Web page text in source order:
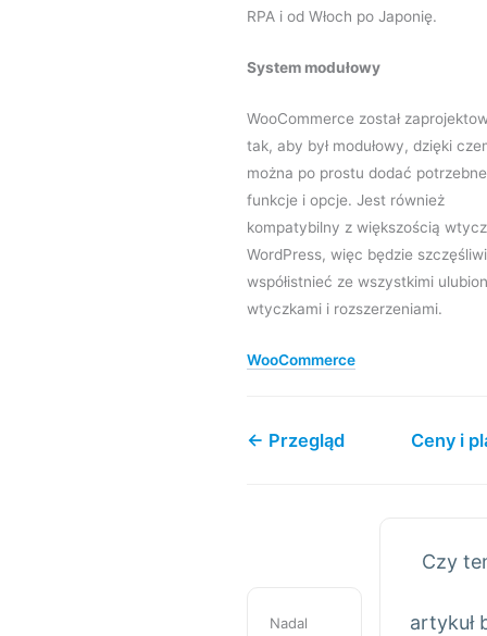
RPA i od Włoch po Japonię.
System modułowy
WooCommerce został
tak, aby był modułowy, dzięki
można po prostu dodać potrzebne
funkcje i opcje. Jest również
kompatybilny z większością
WordPress, więc będzie
współistnieć ze wszystkimi
wtyczkami i rozszerzeniami.
WooCommerce
← Przegląd Ceny i
Nadal
Czy
artykuł